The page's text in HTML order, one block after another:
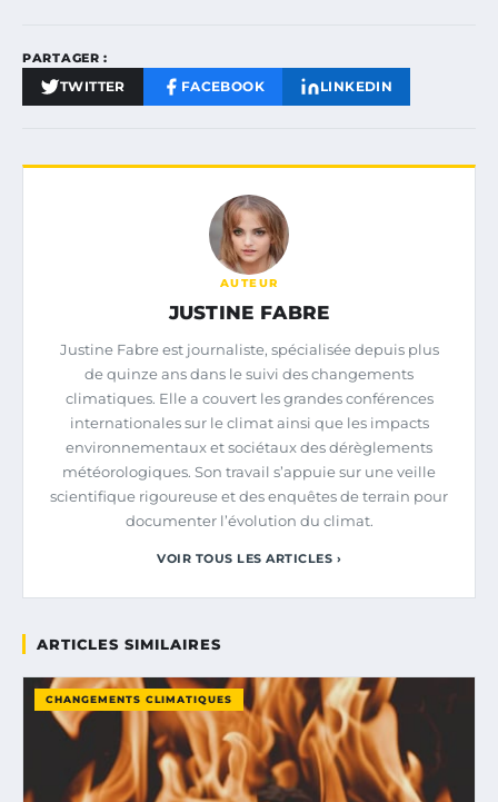
PARTAGER :
TWITTER FACEBOOK LINKEDIN
AUTEUR
JUSTINE FABRE
Justine Fabre est journaliste, spécialisée depuis plus
de quinze ans dans le suivi des changements
climatiques. Elle a couvert les grandes conférences
internationales sur le climat ainsi que les impacts
environnementaux et sociétaux des dérèglements
météorologiques. Son travail s’appuie sur une veille
scientifique rigoureuse et des enquêtes de terrain pour
documenter l’évolution du climat.
VOIR TOUS LES ARTICLES ›
ARTICLES SIMILAIRES
CHANGEMENTS CLIMATIQUES